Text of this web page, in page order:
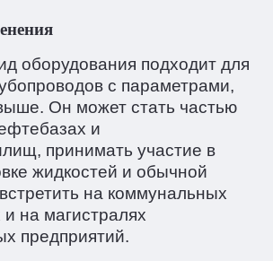
подходит для
с параметрами,
Он может стать частью
и
принимать участие в
жидкостей и обычной
на коммунальных
и на магистралях
предприятий.